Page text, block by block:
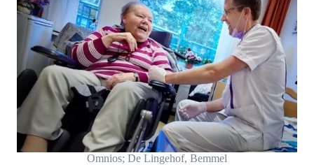
Omnios; De Lingehof, Bemmel